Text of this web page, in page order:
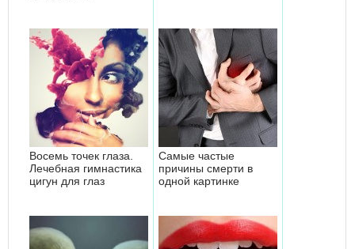
Восемь точек глаза.
Лечебная гимнастика
цигун для глаз
Самые частые
причины смерти в
одной картинке